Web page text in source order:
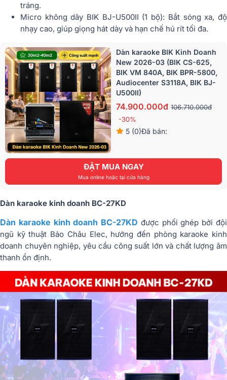
tráng.
Micro không dây BIK BJ-U500II (1 bộ): Bắt sóng xa, độ
nhạy cao, giúp giọng hát dày và hạn chế hú rít tối đa.
Dàn karaoke BIK Kinh Doanh
New 2026-03 (BIK CS-625,
BIK VM 840A, BIK BPR-5800,
Audiocenter S3118A, BIK BJ-
U500II)
74.900.000đ 106.710.000đ
-30%
5 (0)Đã bán:
ĐẶT MUA NGAY
Mua online hoặc tại cửa hàng
Dàn karaoke kinh doanh BC-27KD
Dàn karaoke kinh doanh BC-27KD được phối ghép bởi đội
ngũ kỹ thuật Bảo Châu Elec, hướng đến phòng karaoke kinh
doanh chuyên nghiệp, yêu cầu công suất lớn và chất lượng âm
thanh ổn định.